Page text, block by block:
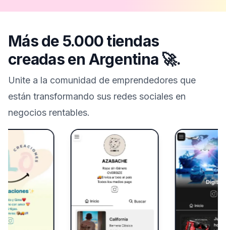
Más de 5.000 tiendas
creadas en Argentina🚀.
Unite a la comunidad de emprendedores que
están transformando sus redes sociales en
negocios rentables.